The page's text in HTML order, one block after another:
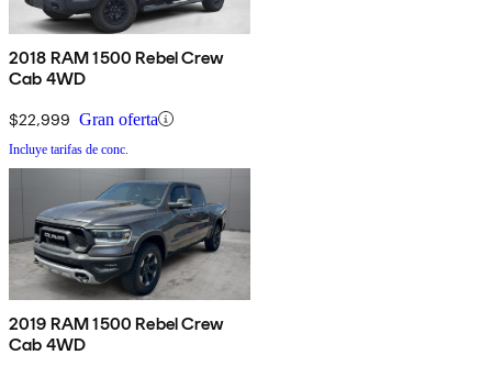
2018 RAM 1500 Rebel Crew
Cab 4WD
$22,999 Gran oferta
Incluye tarifas de conc.
2019 RAM 1500 Rebel Crew
Cab 4WD